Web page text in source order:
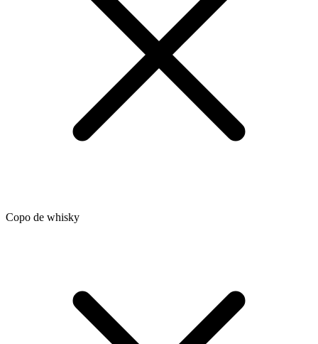
Copo de whisky